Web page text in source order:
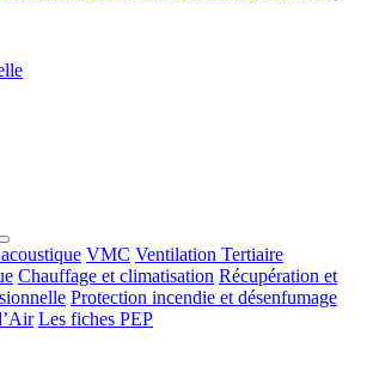
VMC Ventilation Tertiaire
Chauffage et climatisation Récupération et
Protection incendie et désenfumage
Les fiches PEP